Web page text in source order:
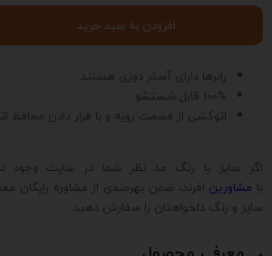
رانرها دارای آستر دوزی هستند.
100% قابل شستشو
اتوکشی از قسمت رویه و با قرار دادن محافظ
اگر سایز یا رنگ مد نظر شما در سایت وجود
با مشاورین افرند، ضمن بهرمندی از مشاوره رایگان
سایز و رنگ دلخواهتان را سفارش دهید.
افزودن به سبد خرید